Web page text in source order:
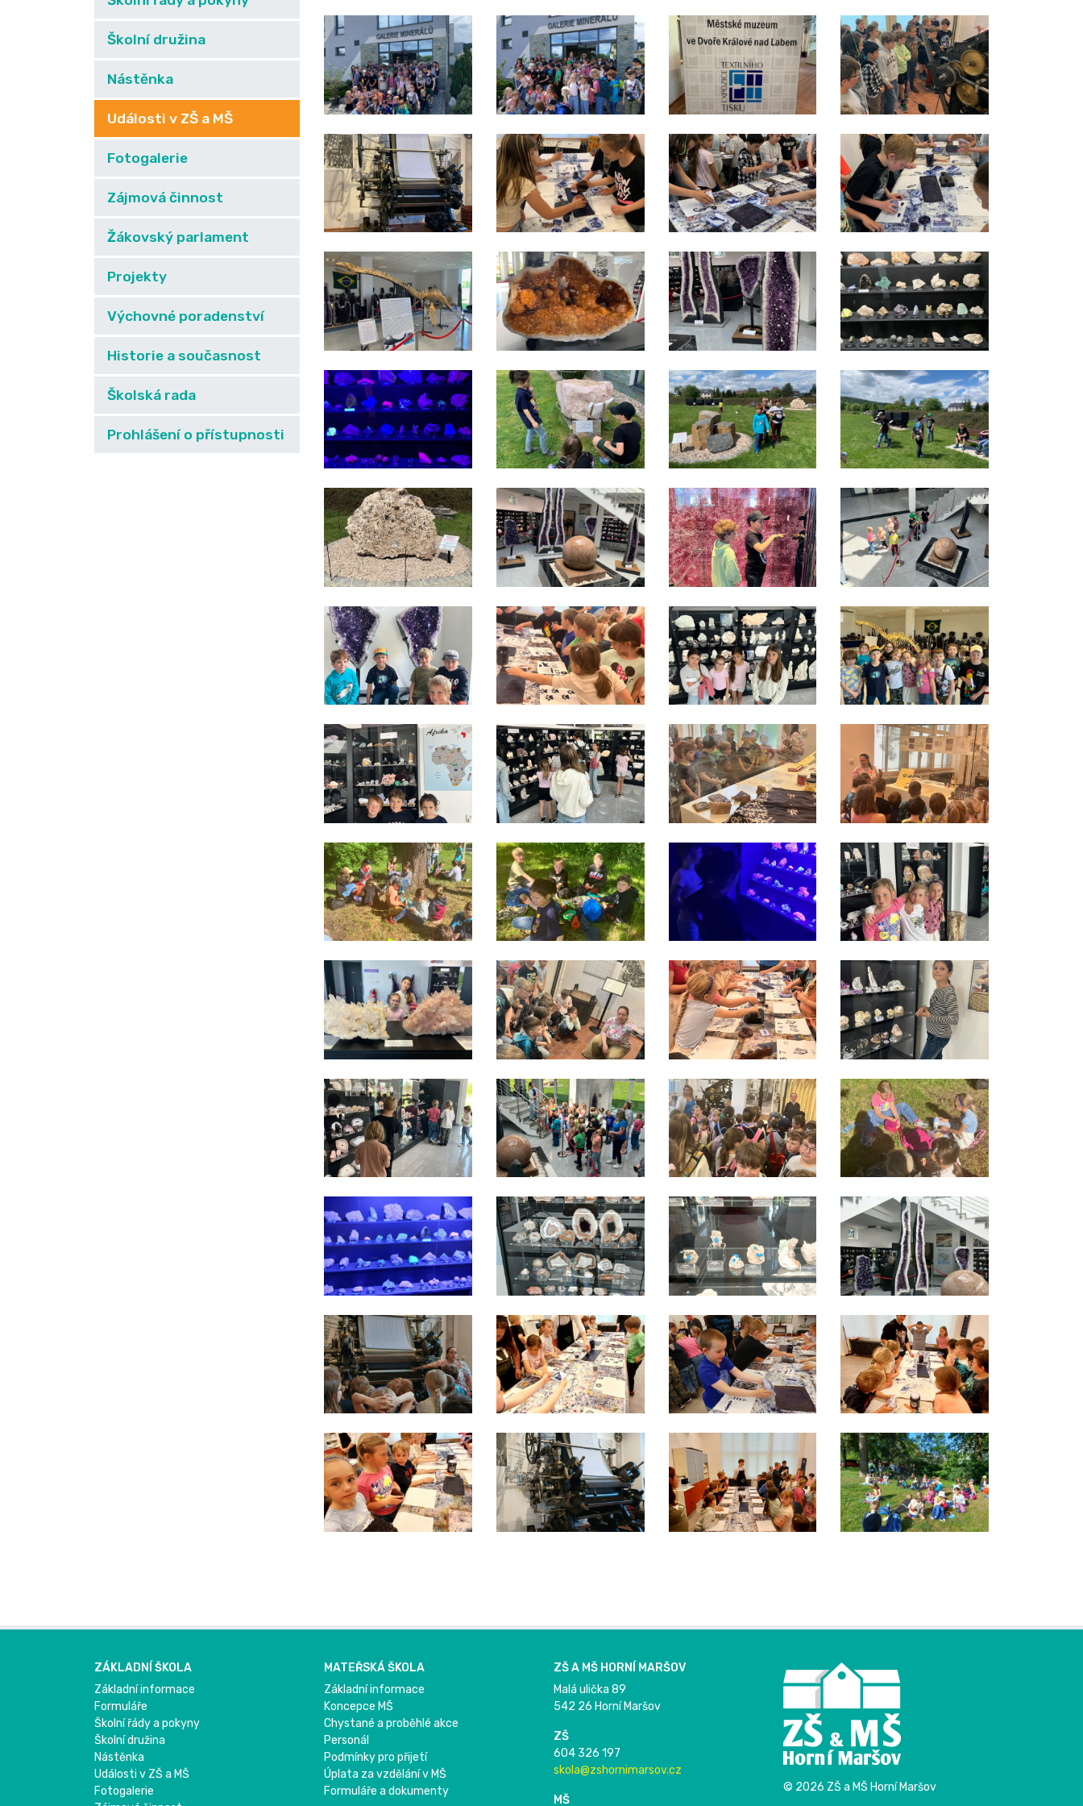
Školní družina
Nástěnka
Události v ZŠ a MŠ
Fotogalerie
Zájmová činnost
Žákovský parlament
Projekty
Výchovné poradenství
Historie a současnost
Školská rada
Prohlášení o přístupnosti
ZÁKLADNÍ ŠKOLA
Základní informace
Formuláře
Školní řády a pokyny
Školní družina
Nástěnka
Události v ZŠ a MŠ
Fotogalerie
MATEŘSKÁ ŠKOLA
Základní informace
Koncepce MŠ
Chystané a proběhlé akce
Personál
Podmínky pro přijetí
Úplata za vzdělání v MŠ
Formuláře a dokumenty
ZŠ A MŠ HORNÍ MARŠOV
Malá ulička 89
542 26 Horní Maršov
ZŠ
604 326 197
skola@zshornimarsov.cz
MŠ
© 2026 ZŠ a MŠ Horní Maršov